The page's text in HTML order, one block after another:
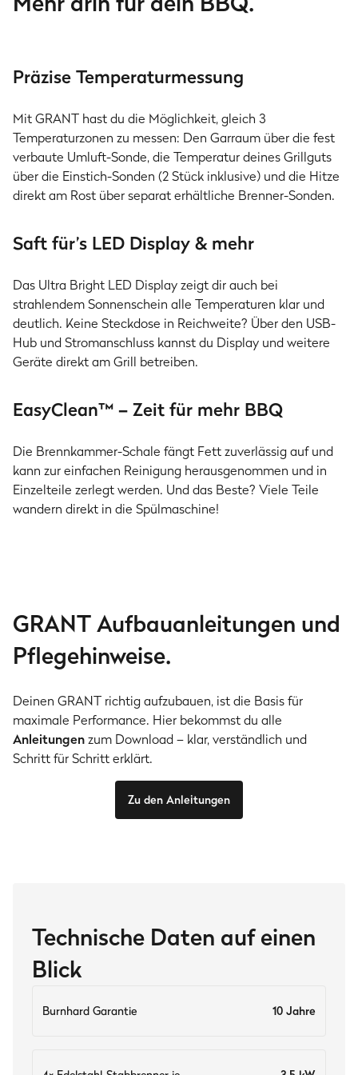
Präzise Temperaturmessung
Mit GRANT hast du die Möglichkeit, gleich 3
Temperaturzonen zu messen: Den Garraum über die fest
verbaute Umluft-Sonde, die Temperatur deines Grillguts
über die Einstich-Sonden (2 Stück inklusive) und die Hitze
direkt am Rost über separat erhältliche Brenner-Sonden.
Saft für’s LED Display & mehr
Das Ultra Bright LED Display zeigt dir auch bei
strahlendem Sonnenschein alle Temperaturen klar und
deutlich. Keine Steckdose in Reichweite? Über den USB-
Hub und Stromanschluss kannst du Display und weitere
Geräte direkt am Grill betreiben.
EasyClean™ – Zeit für mehr BBQ
Die Brennkammer-Schale fängt Fett zuverlässig auf und
kann zur einfachen Reinigung herausgenommen und in
Einzelteile zerlegt werden. Und das Beste? Viele Teile
wandern direkt in die Spülmaschine!
GRANT Aufbauanleitungen und
Pflegehinweise.
Deinen GRANT richtig aufzubauen, ist die Basis für
maximale Performance. Hier bekommst du alle
Anleitungenzum Download – klar, verständlich und
Schritt für Schritt erklärt.
Zu den Anleitungen
Technische Daten auf einen
Blick
Burnhard Garantie 10 Jahre